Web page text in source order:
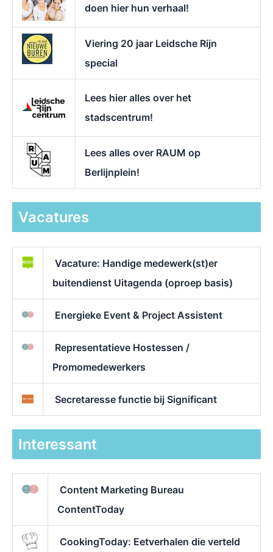
doen hier hun verhaal!
Viering 20 jaar Leidsche Rijn
special
Lees hier alles over het
stadscentrum!
Lees alles over RAUM op
Berlijnplein!
Vacatures
Vacature: Handige medewerk(st)er
buitendienst Uitagenda (oproep basis)
Energieke Event & Project Assistent
Representatieve Hostessen /
Promomedewerkers
Secretaresse functie bij Significant
Interessant
Content Marketing Bureau
ContentToday
CookingToday: Eetverhalen die verteld